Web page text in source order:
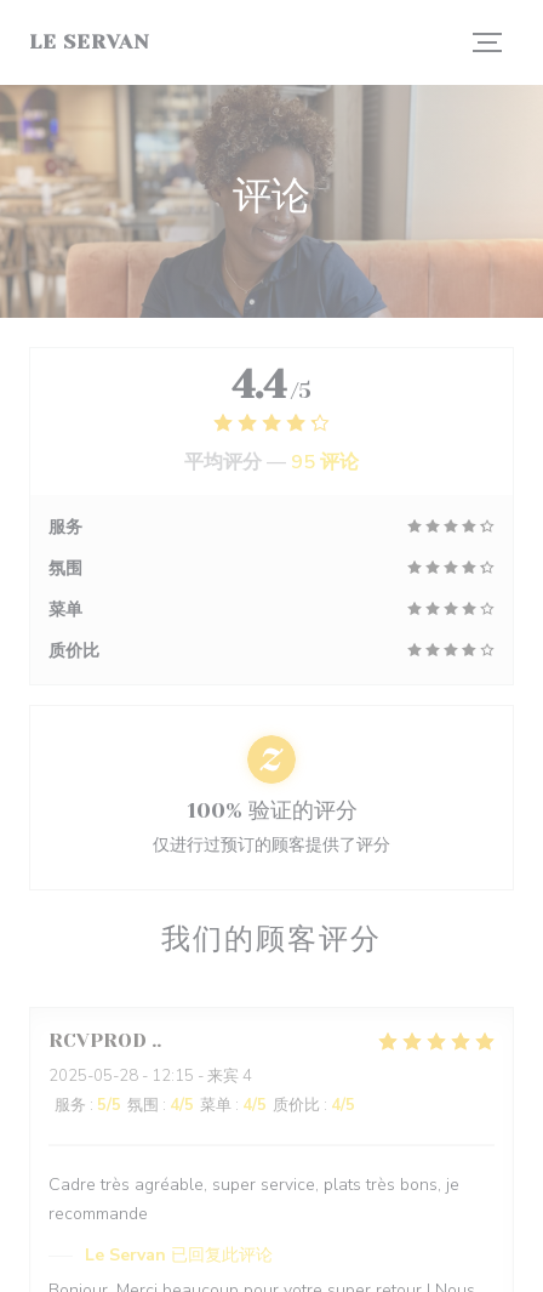
LE SERVAN
评论
我们的顾客评分
RCVPROD .
2025-05-28 - 12:15 - 来宾 4
服务 : 5/5 氛围 : 4/5 菜单 : 4/5 质价比 : 4/5
Cadre très agréable, super service, plats très bons, je
recommande
Le Servan 已回复此评论
4.4 /5
平均评分 — 95 评论
服务
氛围
菜单
质价比
100% 验证的评分
仅进行过预订的顾客提供了评分